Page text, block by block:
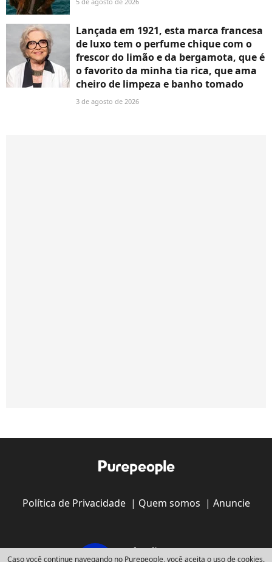
Lançada em 1921, esta marca francesa
de luxo tem o perfume chique com o
frescor do limão e da bergamota, que é
o favorito da minha tia rica, que ama
cheiro de limpeza e banho tomado
3 de agosto de 2026
Política de Privacidade| Quem somos | Anuncie
Caso você continue navegando no Purepeople, você aceita o uso de cookies.